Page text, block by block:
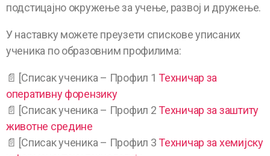
подстицајно окружење за учење, развој и дружење.
У наставку можете преузети спискове уписаних
ученика по образовним профилима:
📄 [Списак ученика – Профил 1Техничар за
оперативну форензику
📄 [Списак ученика – Профил 2Техничар за заштиту
животне средине
📄 [Списак ученика – Профил 3Техничар за хемијску